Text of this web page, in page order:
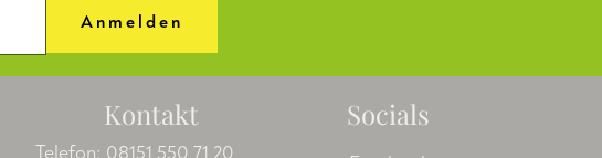
Anmelden
Kontakt Socials